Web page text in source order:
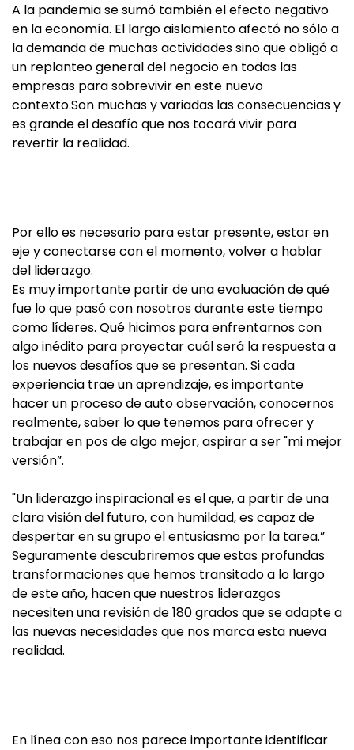
A la pandemia se sumó también el efecto negativo
en la economía. El largo aislamiento afectó no sólo a
la demanda de muchas actividades sino que obligó a
un replanteo general del negocio en todas las
empresas para sobrevivir en este nuevo
contexto.Son muchas y variadas las consecuencias y
es grande el desafío que nos tocará vivir para
revertir la realidad.
Por ello es necesario para estar presente, estar en
eje y conectarse con el momento, volver a hablar
del liderazgo.
Es muy importante partir de una evaluación de qué
fue lo que pasó con nosotros durante este tiempo
como líderes. Qué hicimos para enfrentarnos con
algo inédito para proyectar cuál será la respuesta a
los nuevos desafíos que se presentan. Si cada
experiencia trae un aprendizaje, es importante
hacer un proceso de auto observación, conocernos
realmente, saber lo que tenemos para ofrecer y
trabajar en pos de algo mejor, aspirar a ser "mi mejor
versión”.
"Un liderazgo inspiracional es el que, a partir de una
clara visión del futuro, con humildad, es capaz de
despertar en su grupo el entusiasmo por la tarea.”
Seguramente descubriremos que estas profundas
transformaciones que hemos transitado a lo largo
de este año, hacen que nuestros liderazgos
necesiten una revisión de 180 grados que se adapte a
las nuevas necesidades que nos marca esta nueva
realidad.
En línea con eso nos parece importante identificar